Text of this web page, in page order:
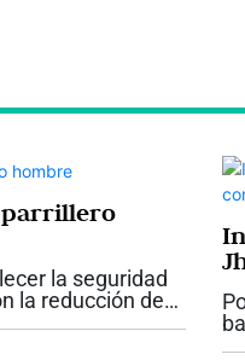
parrillero
la seguridad
la reducción de